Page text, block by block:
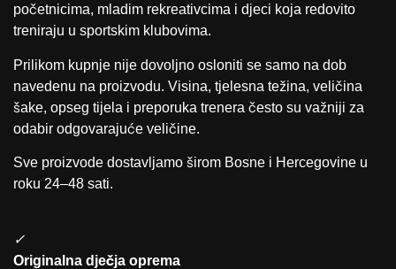
početnicima, mladim rekreativcima i djeci koja redovito
treniraju u sportskim klubovima.
Prilikom kupnje nije dovoljno osloniti se samo na dob
navedenu na proizvodu. Visina, tjelesna težina, veličina
šake, opseg tijela i preporuka trenera često su važniji za
odabir odgovarajuće veličine.
Sve proizvode dostavljamo širom Bosne i Hercegovine u
roku 24–48 sati.
✓
Originalna dječja oprema